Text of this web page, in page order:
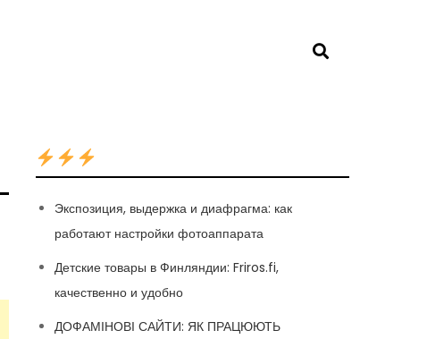
Экспозиция, выдержка и диафрагма: как
работают настройки фотоаппарата
Детские товары в Финляндии: Friros.fi,
качественно и удобно
ДОФАМІНОВІ САЙТИ: ЯК ПРАЦЮЮТЬ